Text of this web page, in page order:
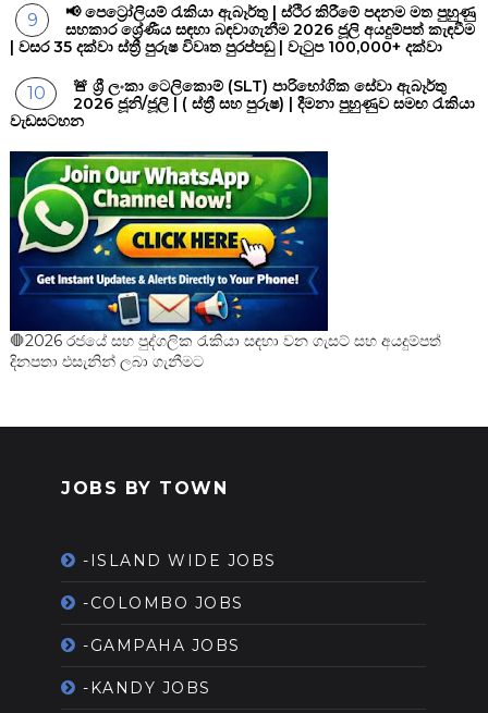
📢 පෙට්‍රෝලියම් රැකියා ඇබෑර්තු | ස්ථිර කිරීමේ පදනම මත පුහුණු
සහකාර ශ්‍රේණීය සඳහා බඳවාගැනීම 2026 ජූලි අයදුම්පත් කැඳවීම
| වසර 35 දක්වා ස්ත්‍රී පුරුෂ විවෘත පුරප්පඩු | වැටුප 100,000+ දක්වා
🚨 ශ්‍රී ලංකා ටෙලිකොම් (SLT) පාරිභෝගික සේවා ඇබෑර්තු
2026 ජූනි/ජූලි | ( ස්ත්‍රී සහ පුරුෂ) | දීමනා පුහුණුව සමඟ රැකියා
වැඩසටහන
🛑2026 රජයේ සහ පුද්ගලික රැකියා සඳහා වන ගැසට් සහ අයදුම්පත්
දිනපතා එසැනින් ලබා ගැනීමට
JOBS BY TOWN
-ISLAND WIDE JOBS
-COLOMBO JOBS
-GAMPAHA JOBS
-KANDY JOBS